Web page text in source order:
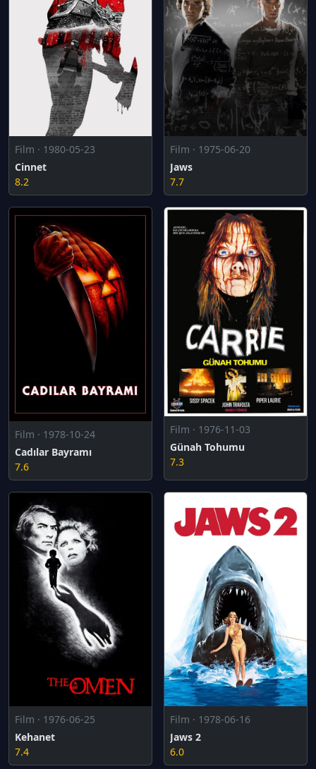
Film · 1980-05-23
Cinnet
8.2
Film · 1975-06-20
Jaws
7.7
Film · 1978-10-24
Cadılar Bayramı
7.6
Film · 1976-11-03
Günah Tohumu
7.3
Film · 1976-06-25
Kehanet
7.4
Film · 1978-06-16
Jaws 2
6.0